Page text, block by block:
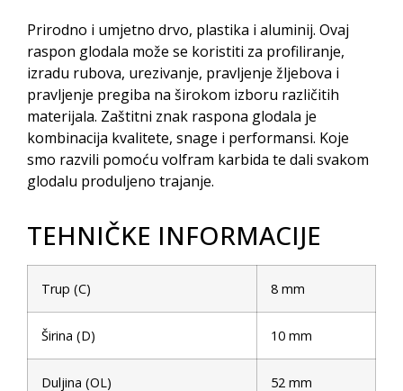
Prirodno i umjetno drvo, plastika i aluminij. Ovaj
raspon glodala može se koristiti za profiliranje,
izradu rubova, urezivanje, pravljenje žljebova i
pravljenje pregiba na širokom izboru različitih
materijala. Zaštitni znak raspona glodala je
kombinacija kvalitete, snage i performansi. Koje
smo razvili pomoću volfram karbida te dali svakom
glodalu produljeno trajanje.
TEHNIČKE INFORMACIJE
Trup (C) 8 mm
Širina (D) 10 mm
Duljina (OL) 52 mm